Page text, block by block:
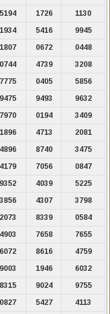
5194 1726
1130
1934 5416
9945
1807 0672
0448
0744 4739
3208
7775 0405
5856
9475 9493
9632
7970 0194
3409
1896 4713
2081
4896 8740
3475
4179 7056
0847
9352 4039
5225
3856 4307
3798
2073 8339
0584
4903 7658
7655
6072 8616
4759
9003 1946
6032
8315 9024
9755
0827 5427
4113